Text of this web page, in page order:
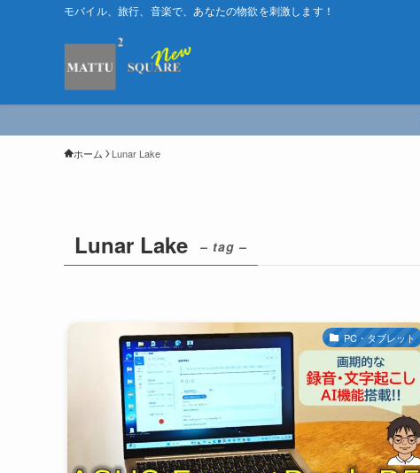
モバイル、旅行、音楽で、あなたの物欲を刺激します！
ホーム Lunar Lake
Lunar Lake – tag –
PC・タブレット